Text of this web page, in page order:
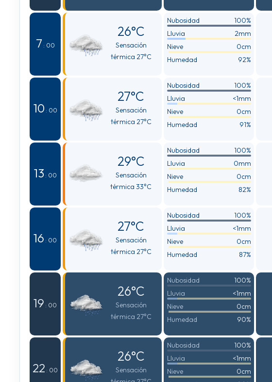
7 : 00
26°C
Sensación
térmica 27°C
Nubosidad
100%
Lluvia
2mm
Nieve
0cm
Humedad
92%
10 : 00
27°C
Sensación
térmica 27°C
Nubosidad
100%
Lluvia
<1mm
Nieve
0cm
Humedad
91%
13 : 00
29°C
Sensación
térmica 33°C
Nubosidad
100%
Lluvia
0mm
Nieve
0cm
Humedad
82%
16 : 00
27°C
Sensación
térmica 27°C
Nubosidad
100%
Lluvia
<1mm
Nieve
0cm
Humedad
87%
19 : 00
26°C
Sensación
térmica 27°C
Nubosidad
100%
Lluvia
<1mm
Nieve
0cm
Humedad
90%
22 : 00
26°C
Sensación
Nubosidad
100%
Lluvia
<1mm
Nieve
0cm